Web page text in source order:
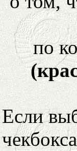
по
Если